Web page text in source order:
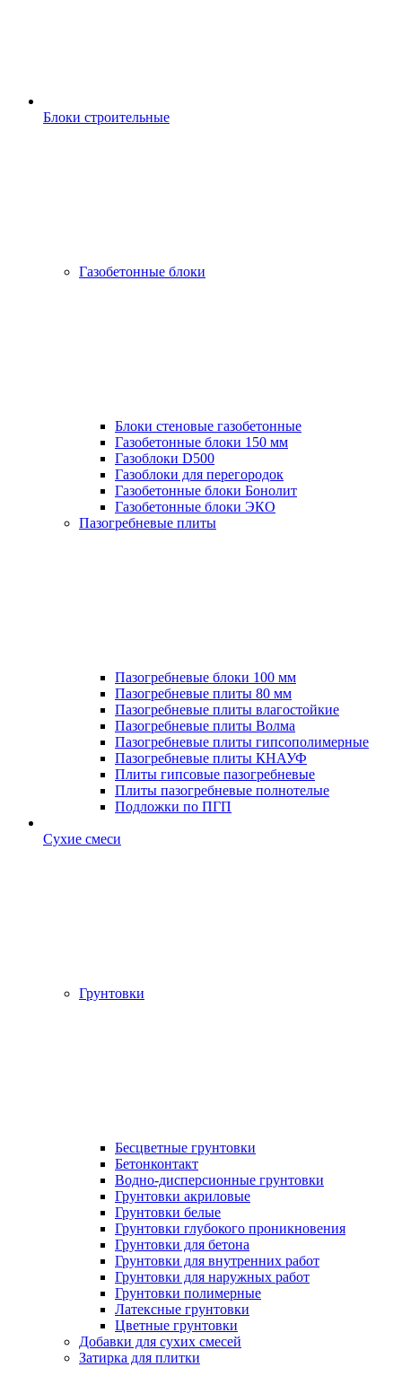
Блоки строительные
Газобетонные блоки
Блоки стеновые газобетонные
Газобетонные блоки 150 мм
Газоблоки D500
Газоблоки для перегородок
Газобетонные блоки Бонолит
Газобетонные блоки ЭКО
Пазогребневые плиты
Пазогребневые блоки 100 мм
Пазогребневые плиты 80 мм
Пазогребневые плиты влагостойкие
Пазогребневые плиты Волма
Пазогребневые плиты гипсополимерные
Пазогребневые плиты КНАУФ
Плиты гипсовые пазогребневые
Плиты пазогребневые полнотелые
Подложки по ПГП
Сухие смеси
Грунтовки
Бесцветные грунтовки
Бетонконтакт
Водно-дисперсионные грунтовки
Грунтовки акриловые
Грунтовки белые
Грунтовки глубокого проникновения
Грунтовки для бетона
Грунтовки для внутренних работ
Грунтовки для наружных работ
Грунтовки полимерные
Латексные грунтовки
Цветные грунтовки
Добавки для сухих смесей
Затирка для плитки